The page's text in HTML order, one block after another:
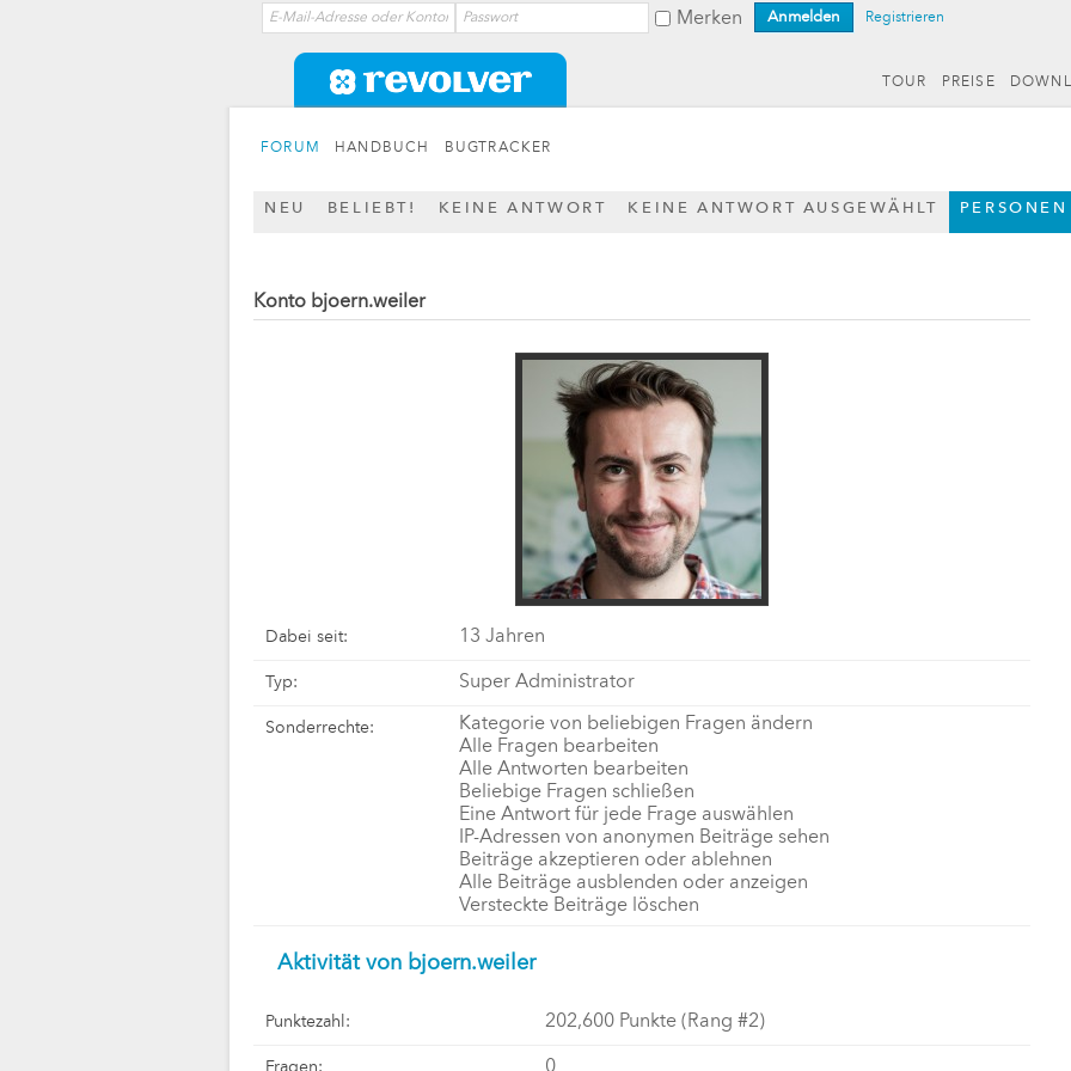
Merken Registrieren
TOUR PREISE
FORUM HANDBUCH BUGTRACKER
NEU BELIEBT! KEINE ANTWORT KEINE ANTWORT AUSGEWÄHLT PERSONEN
Konto bjoern.weiler
Dabei seit: 13 Jahren
Typ: Super Administrator
Sonderrechte:
Kategorie von beliebigen Fragen ändern
Alle Fragen bearbeiten
Alle Antworten bearbeiten
Beliebige Fragen schließen
Eine Antwort für jede Frage auswählen
IP-Adressen von anonymen Beiträge sehen
Beiträge akzeptieren oder ablehnen
Alle Beiträge ausblenden oder anzeigen
Versteckte Beiträge löschen
Aktivität von bjoern.weiler
Punktezahl: 202,600 Punkte (Rang #2)
Fragen: